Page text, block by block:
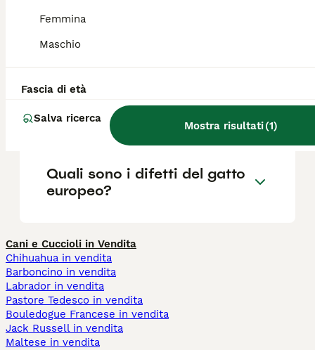
Femmina
Maschio
Fascia di età
Salva ricerca
Mostra risultati(1)
europeo e gatto soriano?
Quando sarà il prossimo
europeo?
Quali sono i difetti del gatto
europeo?
Cani e Cuccioli in Vendita
Chihuahua in vendita
Barboncino in vendita
Labrador in vendita
Pastore Tedesco in vendita
Bouledogue Francese in vendita
Jack Russell in vendita
Maltese in vendita